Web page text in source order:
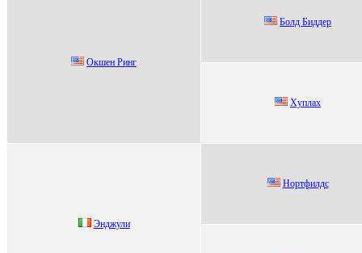
Oкшeн Pинг
Болд Биддер
Xуплaх
Энджули
Нoртфилдс